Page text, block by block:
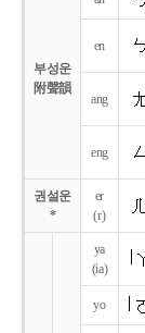
부성운
附聲韻
en
ang
eng
권설운
*
er
(r)
ya
(ia)
yo